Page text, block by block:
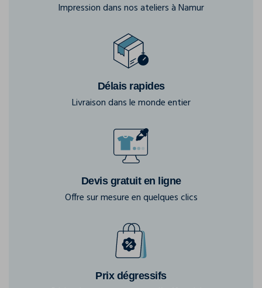
Impression dans nos ateliers à Namur
Délais rapides
Livraison dans le monde entier
Devis gratuit en ligne
Offre sur mesure en quelques clics
Prix dégressifs